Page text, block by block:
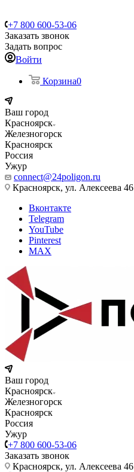
+7 800 600-53-06
Заказать звонок
Задать вопрос
Войти
Корзина0
Ваш город
Красноярск
Железногорск
Красноярск
Россия
Ужур
connect@24poligon.ru
Красноярск, ул. Алексеева 46
Вконтакте
Telegram
YouTube
Pinterest
MAX
Ваш город
Красноярск
Железногорск
Красноярск
Россия
Ужур
+7 800 600-53-06
Заказать звонок
Красноярск, ул. Алексеева 46